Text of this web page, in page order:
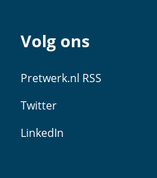
Volg ons
Pretwerk.nl RSS
Twitter
LinkedIn